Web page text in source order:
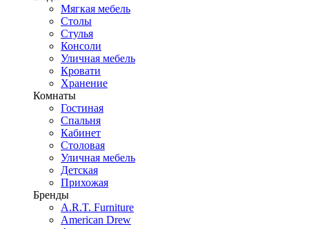
Мягкая мебель
Столы
Стулья
Консоли
Уличная мебель
Кровати
Хранение
Комнаты
Гостиная
Спальня
Кабинет
Столовая
Уличная мебель
Детская
Прихожая
Бренды
A.R.T. Furniture
American Drew